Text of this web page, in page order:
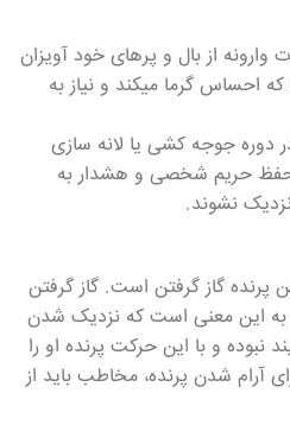
از بال و پرهای خود آویزان
احساس گرما میکند و نیاز به
دوره جوجه کشی یا لانه سازی
حفظ حریم شخصی و هشدار به
نشوند.
پرنده گاز گرفتن است. گاز گرفتن
این معنی است که نزدیک شدن
نبوده و با این حرکت پرنده او را
آرام شدن پرنده، مخاطب باید از